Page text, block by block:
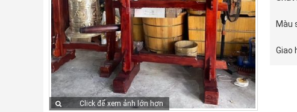
Click để xem ảnh lớn hơn
Màu
Giao